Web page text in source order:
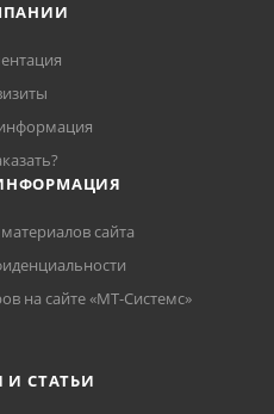
сайта
на сайте «МТ-Системс»
И СТАТЬИ